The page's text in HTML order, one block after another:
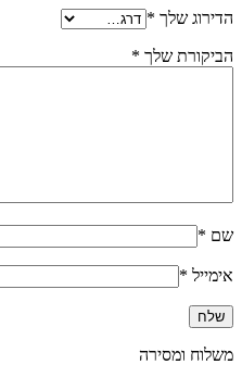
הדירוג שלך *
הביקורת שלך *
שם *
אימייל *
משלוח ומסירה